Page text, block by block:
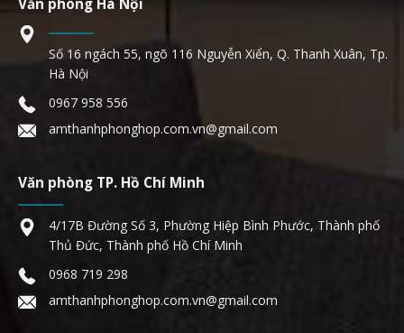
Văn phòng Hà Nội
Số 16 ngách 55, ngõ 116 Nguyễn Xiển, Q. Thanh Xuân, Tp.
Hà Nội
0967 958 556
amthanhphonghop.com.vn@gmail.com
Văn phòng TP. Hồ Chí Minh
4/17B Đường Số 3, Phường Hiệp Bình Phước, Thành phố
Thủ Đức, Thành phố Hồ Chí Minh
0968 719 298
amthanhphonghop.com.vn@gmail.com